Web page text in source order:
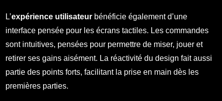
L’expérience utilisateur bénéficie également d’une
interface pensée pour les écrans tactiles. Les commandes
sont intuitives, pensées pour permettre de miser, jouer et
retirer ses gains aisément. La réactivité du design fait aussi
partie des points forts, facilitant la prise en main dès les
premières parties.